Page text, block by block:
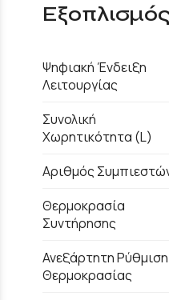
Ψηφιακή Ένδειξη
Λειτουργίας
Συνολική
Χωρητικότητα (L)
Αριθμός
Θερμοκρασία
Συντήρησης
Ανεξάρτητη Ρύθμιση
Θερμοκρασίας